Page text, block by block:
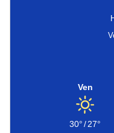
Ven
30°/27°